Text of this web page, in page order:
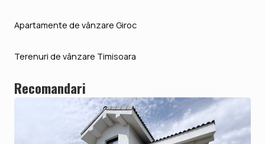
Apartamente de vânzare Giroc
Terenuri de vânzare Timisoara
Recomandari